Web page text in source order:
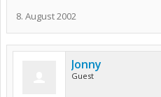
8. August 2002
Jonny
Guest